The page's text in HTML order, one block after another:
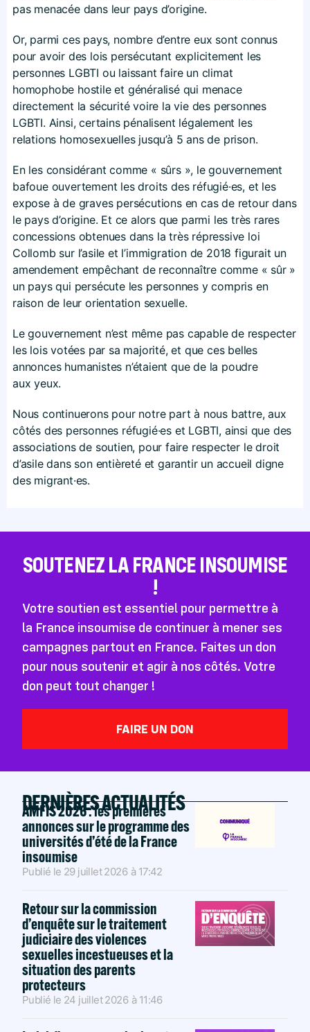
pas menacée dans leur pays d’origine.
Or, parmi ces pays, nombre d’entre eux sont connus
pour avoir des lois persécutant explicitement les
personnes LGBTI ou laissant faire un climat
homophobe hostile et généralisé qui menace
directement la sécurité voire la vie des personnes
LGBTI. Ainsi, certains pénalisent légalement les
relations homosexuelles jusqu’à 5 ans de prison.
En les considérant comme « sûrs », le gouvernement
bafoue ouvertement les droits des réfugié·es, et les
expose à de graves persécutions en cas de retour dans
le pays d’origine. Et ce alors que parmi les très rares
concessions obtenues dans la très répressive loi
Collomb sur l’asile et l’immigration de 2018 figurait un
amendement empêchant de reconnaître comme « sûr »
un pays qui persécute les personnes y compris en
raison de leur orientation sexuelle.
Le gouvernement n’est même pas capable de respecter
les lois votées par sa majorité, et que ces belles
annonces humanistes n’étaient que de la poudre
aux yeux.
Nous continuerons pour notre part à nous battre, aux
côtés des personnes réfugié·es et LGBTI, ainsi que des
associations de soutien, pour faire respecter le droit
d’asile dans son entièreté et garantir un accueil digne
des migrant·es.
SOUTENEZ LA FRANCE INSOUMISE
!
Votre soutien est essentiel pour permettre à
la France insoumise de continuer à mener ses
campagnes partout en France. Faites un don
pour nous soutenir et agir à nos côtés. Votre
don peut tout changer !
FAIRE UN DON
DERNIÈRES ACTUALITÉS
AMFIS 2026 : les premières
annonces sur le programme des
universités d’été de la France
insoumise
Publié le 29 juillet 2026 à 17:42
Retour sur la commission
d’enquête sur le traitement
judiciaire des violences
sexuelles incestueuses et la
situation des parents
protecteurs
Publié le 24 juillet 2026 à 11:46